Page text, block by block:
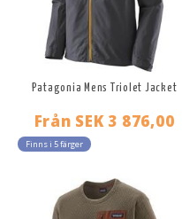
Patagonia Mens Triolet Jacket
Från SEK 3 876,00
Finns i 5 färger